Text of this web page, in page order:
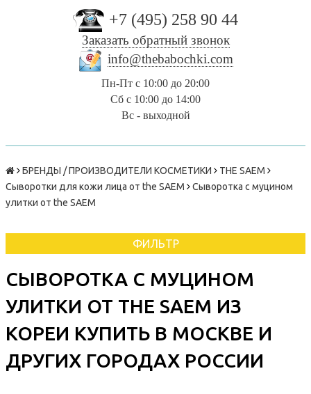
+7 (495) 258 90 44
Заказать обратный звонок
info@thebabochki.com
Пн-Пт с 10:00 до 20:00
Сб с 10:00 до 14:00
Вс - выходной
БРЕНДЫ / ПРОИЗВОДИТЕЛИ КОСМЕТИКИ
THE SAEM
Сыворотки для кожи лица от the SAEM
Сыворотка с муцином
улитки от the SAEM
ФИЛЬТР
СЫВОРОТКА С МУЦИНОМ
УЛИТКИ ОТ THE SAEM ИЗ
КОРЕИ КУПИТЬ В МОСКВЕ И
ДРУГИХ ГОРОДАХ РОССИИ